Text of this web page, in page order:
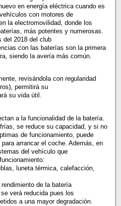
en energía eléctrica cuando es
con motores de
la electromovilidad, donde los
más potentes y numerosas.
del 2018 del club
con las baterías son la primera
siendo la avería más común.
revisándola con regularidad
permitirá su
su vida útil.
a la funcionalidad de la batería.
se reduce su capacidad, y si no
de funcionamiento, puede
arrancar el coche. Además, en
del vehículo que
luneta térmica, calefacción,
de la batería
verá reducida pues los
a una mayor degradación.